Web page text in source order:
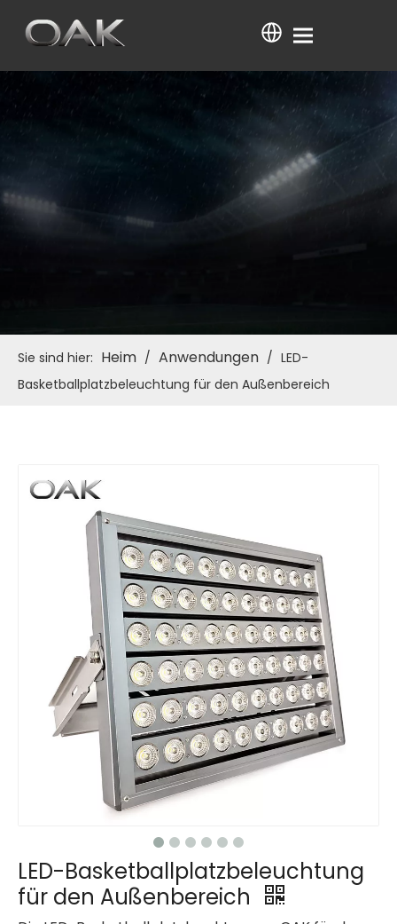
Sie sind hier: Heim / Anwendungen / LED-
Basketballplatzbeleuchtung für den Außenbereich
LED-Basketballplatzbeleuchtung
für den Außenbereich